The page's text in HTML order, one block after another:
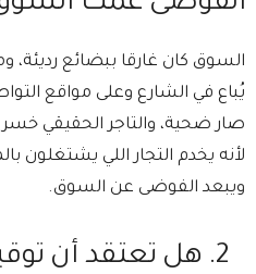
⁠السوق كان غارقا ببضائع رديئة،
يُباع في الشارع وعلى مواقع
صار ضحية، والتاجر الحقيقي خسر
لأنه يخدم التجار اللي يشتغلون
ويبعد الفوضى عن السوق.
2.⁠ ⁠هل تعتقد أن